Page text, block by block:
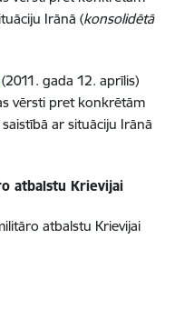
Irānā (konsolidētā
(2011. gada 12. aprīlis)
vērsti pret konkrētām
ar situāciju Irānā
atbalstu Krievijai
atbalstu Krievijai